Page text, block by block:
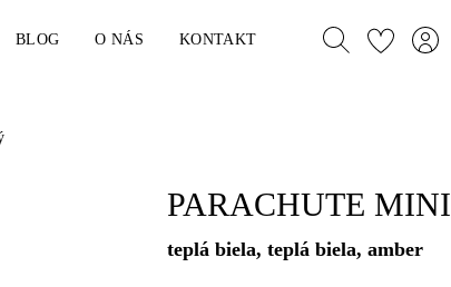
BLOG O NÁS KONTAKT
PARACHUTE MINI
teplá biela, teplá biela, amber